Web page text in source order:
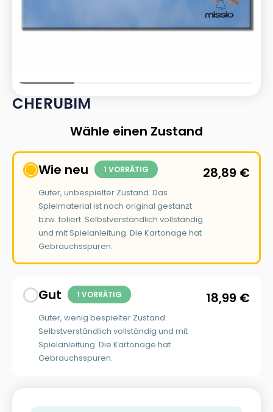
CHERUBIM
Wähle einen Zustand
Wie neu 1 VORRÄTIG
Guter, unbespielter Zustand. Das
Spielmaterial ist noch original gestanzt
bzw. foliert. Selbstverständlich vollständig
und mit Spielanleitung. Die Kartonage hat
Gebrauchsspuren.
28,89 €
Gut 1 VORRÄTIG
Guter, wenig bespielter Zustand.
Selbstverständlich vollständig und mit
Spielanleitung. Die Kartonage hat
Gebrauchsspuren.
18,99 €